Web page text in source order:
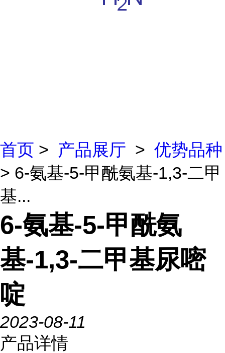
首页 > 产品展厅 > 优势品种
> 6-氨基-5-甲酰氨基-1,3-二甲
基...
6-氨基-5-甲酰氨
基-1,3-二甲基尿嘧
啶
2023-08-11
产品详情